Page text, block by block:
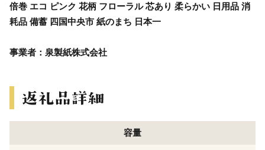
倍巻 エコ ピンク 花柄 フローラル 芯あり 柔らかい 日用品 消
耗品 備蓄 四国中央市 紙のまち 日本一
事業者：泉製紙株式会社
容量